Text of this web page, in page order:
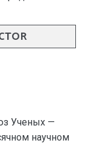
Ученых —
научном